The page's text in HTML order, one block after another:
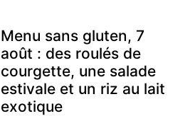
Menu sans gluten, 7
août : des roulés de
courgette, une salade
estivale et un riz au lait
exotique